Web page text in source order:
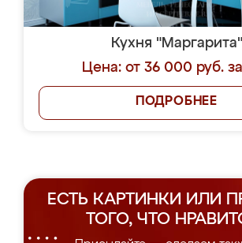
Кухня "Маргарита"
Цена: от 36 000 руб.
ПОДРОБНЕЕ
ЕСТЬ КАРТИНКИ ИЛИ
ТОГО, ЧТО